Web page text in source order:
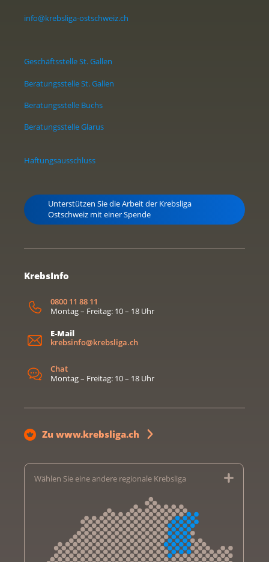
info@krebsliga-ostschweiz.ch
Geschäftsstelle St. Gallen
Beratungsstelle St. Gallen
Beratungsstelle Buchs
Beratungsstelle Glarus
Haftungsausschluss
Unterstützen Sie die Arbeit der Krebsliga
Ostschweiz mit einer Spende
KrebsInfo
0800 11 88 11
Montag – Freitag: 10 – 18 Uhr
E-Mail
krebsinfo@krebsliga.ch
Chat
Montag – Freitag: 10 – 18 Uhr
Zu www.krebsliga.ch
Wählen Sie eine andere regionale Krebsliga